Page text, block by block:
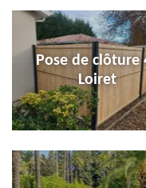
Pose de clôture
Loiret